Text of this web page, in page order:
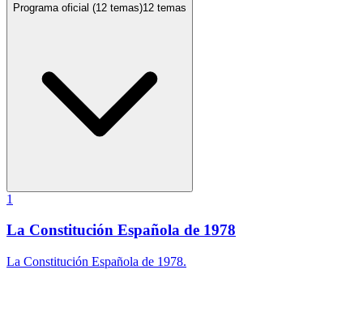
Programa oficial (12 temas)12 temas
1
La Constitución Española de 1978
La Constitución Española de 1978.